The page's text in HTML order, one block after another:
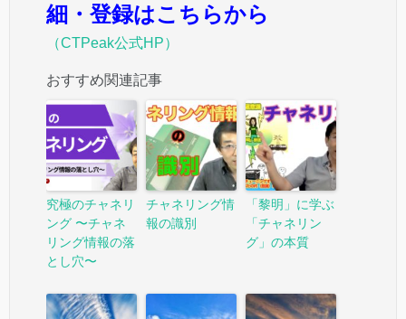
細・登録はこちらから
（CTPeak公式HP）
おすすめ関連記事
究極のチャネリ
ング 〜チャネ
リング情報の落
とし穴〜
チャネリング情
報の識別
「黎明」に学ぶ
「チャネリン
グ」の本質